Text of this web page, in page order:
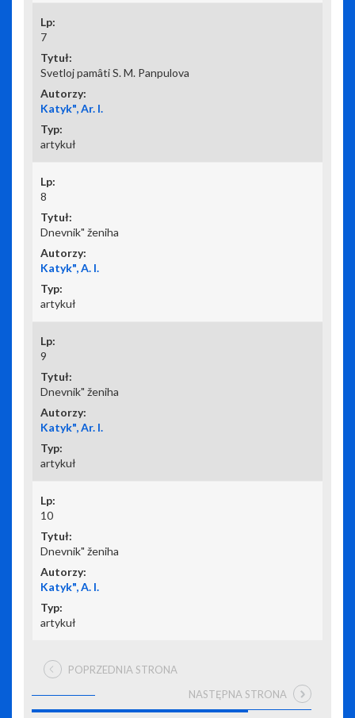
7
Svetloj pamâti S. M. Panpulova
Katyk", Ar. I.
artykuł
8
Dnevnik" ženiha
Katyk", A. I.
artykuł
9
Dnevnik" ženiha
Katyk", Ar. I.
artykuł
10
Dnevnik" ženiha
Katyk", A. I.
artykuł
POPRZEDNIA STRONA
NASTĘPNA STRONA